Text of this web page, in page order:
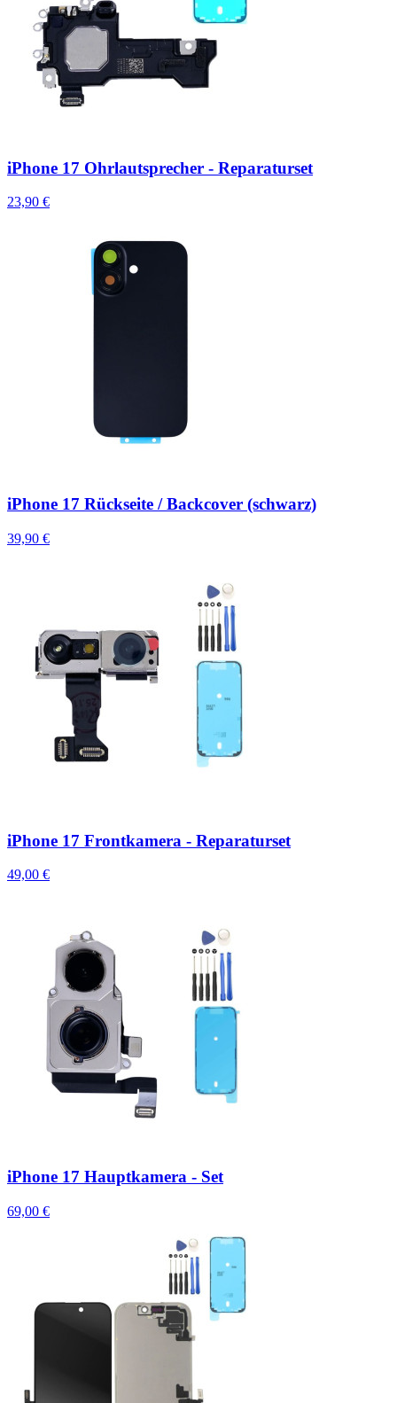
iPhone 17 Ohrlautsprecher - Reparaturset
23,90 €
iPhone 17 Rückseite / Backcover (schwarz)
39,90 €
iPhone 17 Frontkamera - Reparaturset
49,00 €
iPhone 17 Hauptkamera - Set
69,00 €